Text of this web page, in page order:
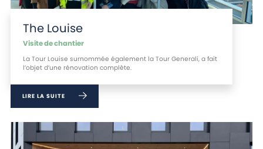
The Louise
Visite de chantier
La Tour Louise surnommée également la Tour Generali, a fait
l’objet d’une rénovation complète.
LIRE LA SUITE